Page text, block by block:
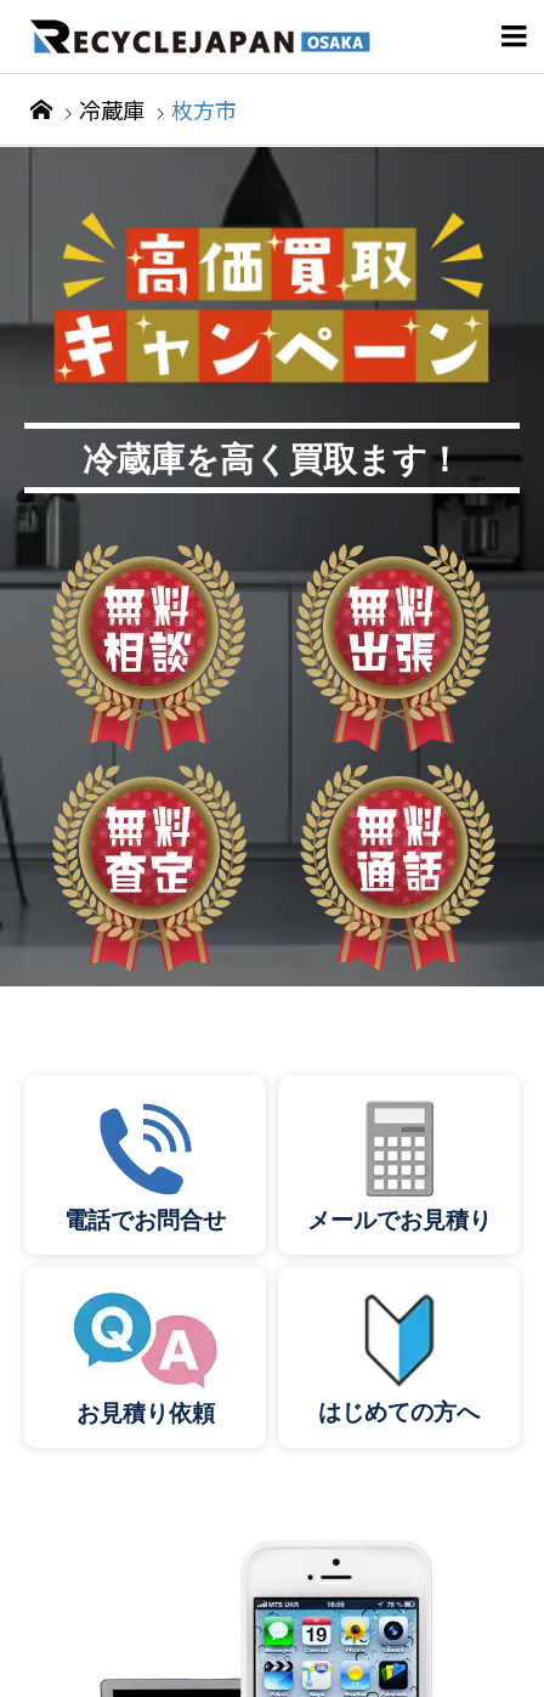

冷蔵庫 枚方市
冷蔵庫を高く買取ます！
電話でお問合せ メールでお見積り
お見積り依頼 はじめての方へ